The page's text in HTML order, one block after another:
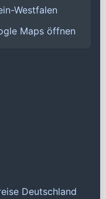
Westfalen
Maps öffnen
Deutschland